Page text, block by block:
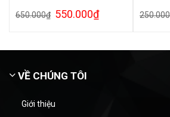
650.000₫ 550.000₫ 250.000
VỀ CHÚNG TÔI
Giới thiệu